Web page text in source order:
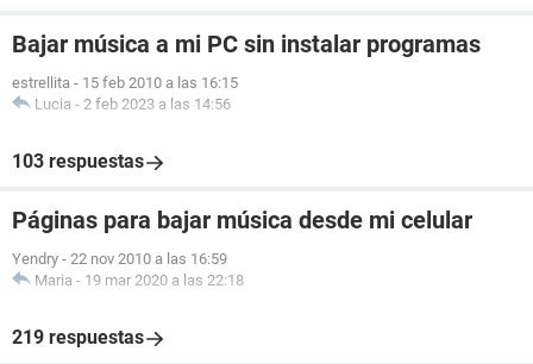
Bajar música a mi PC sin instalar programas
estrellita - 15 feb 2010 a las 16:15
Lucia - 2 feb 2023 a las 14:56
103 respuestas
Páginas para bajar música desde mi celular
Yendry - 22 nov 2010 a las 16:59
Maria - 19 mar 2020 a las 22:18
219 respuestas